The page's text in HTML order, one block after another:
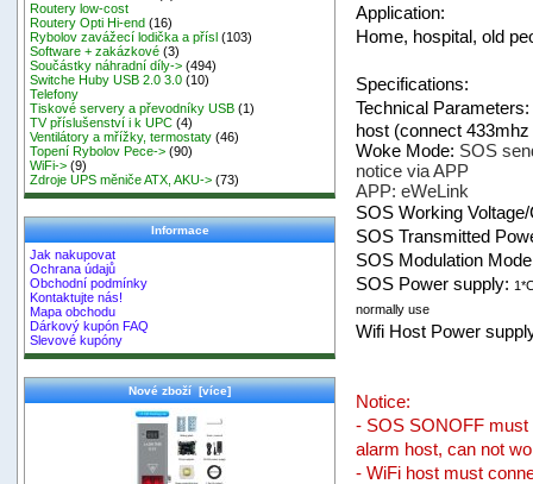
Routery low-cost
Routery Opti Hi-end (16)
Rybolov zavážecí lodička a přísl (103)
Software + zakázkové (3)
Součástky náhradní díly-> (494)
Switche Huby USB 2.0 3.0 (10)
Telefony
Tiskové servery a převodníky USB (1)
TV příslušenství i k UPC (4)
Ventilátory a mřížky, termostaty (46)
Topení Rybolov Pece-> (90)
WiFi-> (9)
Zdroje UPS měniče ATX, AKU-> (73)
Informace
Jak nakupovat
Ochrana údajů
Obchodní podmínky
Kontaktujte nás!
Mapa obchodu
Dárkový kupón FAQ
Slevové kupóny
Nové zboží [více]
Application:
Home, hospital, old
Specifications:
Technical
host (connect
Woke Mode: SOS
notice via APP
APP: eWeLink
SOS Working
SOS Transmitted
SOS Modulation
SOS Power supply:
normally use
Wifi Host Power
Notice:
- SOS SONOFF
alarm host, can not
​- WiFi host must